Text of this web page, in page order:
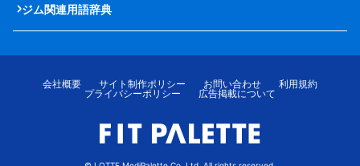
ジム関連用語辞典
会社概要 サイト制作ポリシー お問い合わせ
利用規約
プライバシーポリシー
広告掲載について